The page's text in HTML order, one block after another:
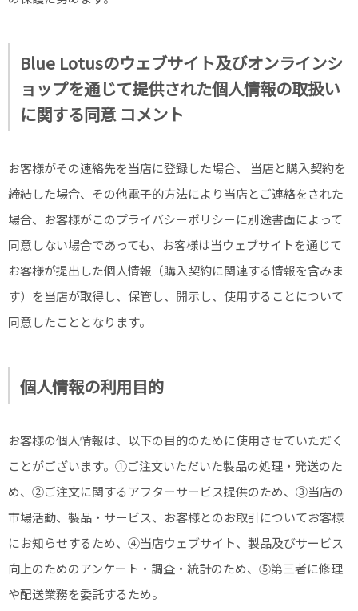
Blue Lotusのウェブサイト及びオンラインシ
ョップを通じて提供された個人情報の取扱い
に関する同意 コメント
お客様がその連絡先を当店に登録した場合、 当店と購入契約を
締結した場合、その他電子的方法により当店とご連絡をされた
場合、お客様がこのプライバシーポリシーに別途書面によって
同意しない場合であっても、お客様は当ウェブサイトを通じて
お客様が提出した個人情報（購入契約に関連する情報を含みま
す）を当店が取得し、保管し、開示し、使用することについて
同意したこととなります。
個人情報の利用目的
お客様の個人情報は、以下の目的のために使用させていただく
ことがございます。①ご注文いただいた製品の処理・発送のた
め、②ご注文に関するアフターサービス提供のため、③当店の
市場活動、製品・サービス、お客様とのお取引についてお客様
にお知らせするため、④当店ウェブサイト、製品及びサービス
向上のためのアンケート・調査・統計のため、⑤第三者に修理
や配送業務を委託するため。